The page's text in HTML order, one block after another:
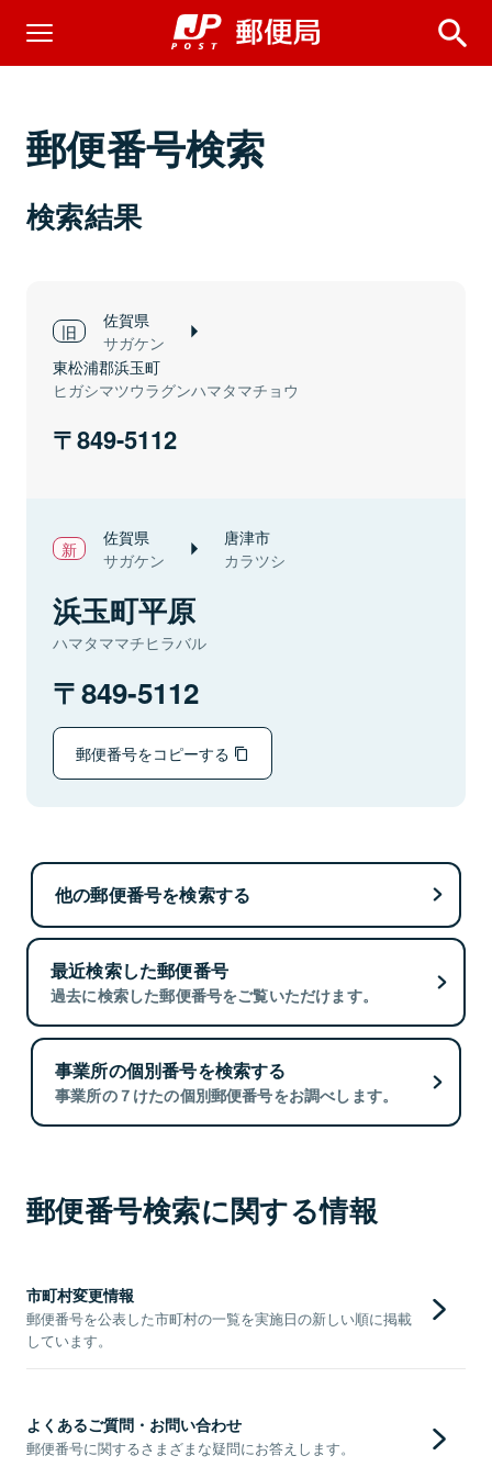
郵便番号検索
検索結果
佐賀県
サガケン
東松浦郡浜玉町
ヒガシマツウラグンハマタマチョウ
849-5112
佐賀県
サガケン
唐津市
カラツシ
浜玉町平原
ハマタママチヒラバル
849-5112
郵便番号をコピーする
他の郵便番号を検索する
最近検索した郵便番号
過去に検索した郵便番号をご覧いただけます。
事業所の個別番号を検索する
事業所の７けたの個別郵便番号をお調べします。
郵便番号検索に関する情報
市町村変更情報
郵便番号を公表した市町村の一覧を実施日の新しい順に掲載
しています。
よくあるご質問・お問い合わせ
郵便番号に関するさまざまな疑問にお答えします。